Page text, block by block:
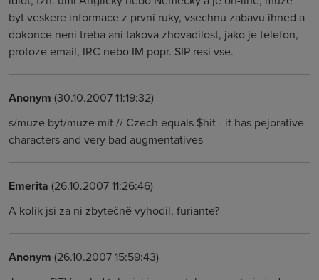
byt veskere informace z prvni ruky, vsechnu zabavu ihned a
dokonce neni treba ani takova zhovadilost, jako je telefon,
protoze email, IRC nebo IM popr. SIP resi vse.
Anonym (30.10.2007 11:19:32)
s/muze byt/muze mit // Czech equals $hit - it has pejorative
characters and very bad augmentatives
Emerita (26.10.2007 11:26:46)
A kolik jsi za ni zbytečně vyhodil, furiante?
Anonym (26.10.2007 15:59:43)